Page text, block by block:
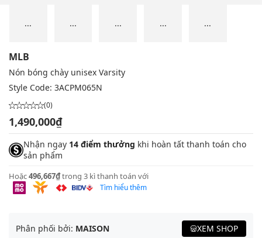
... ... ... ... ...
MLB
Nón bóng chày unisex Varsity
Style Code: 3ACPM065N
(0)
1,490,000₫
Nhận ngay 14 điểm thưởng khi hoàn tất thanh toán cho
sản phẩm
Hoặc496,667₫trong 3 kì thanh toán với
Tìm hiểu thêm
Phân phối bởi: MAISON XEM SHOP